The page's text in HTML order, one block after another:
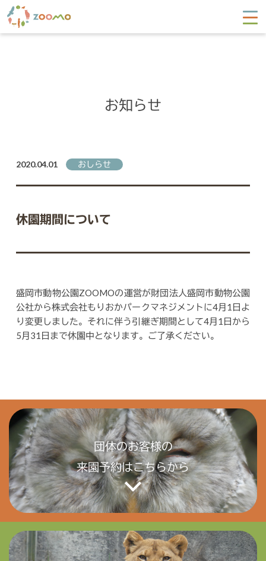
お知らせ
2020.04.01 おしらせ
休園期間について
盛岡市動物公園ZOOMOの運営が財団法人盛岡市動物公園
公社から株式会社もりおかパークマネジメントに4月1日よ
り変更しました。それに伴う引継ぎ期間として4月1日から
5月31日まで休園中となります。ご了承ください。
団体のお客様の
来園予約はこちらから